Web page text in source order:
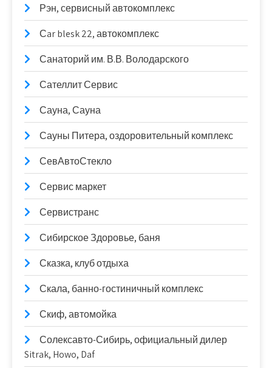
Рэн, сервисный автокомплекс
Сar blesk 22, автокомплекс
Санаторий им. В.В. Володарского
Сателлит Сервис
Сауна, Сауна
Сауны Питера, оздоровительный комплекс
СевАвтоСтекло
Сервис маркет
Сервистранс
Сибирское Здоровье, баня
Сказка, клуб отдыха
Скала, банно-гостиничный комплекс
Скиф, автомойка
Солексавто-Сибирь, официальный дилер
Sitrak, Howo, Daf